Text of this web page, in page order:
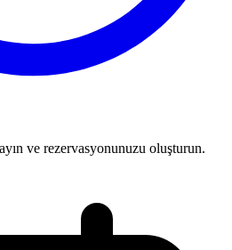
ve rezervasyonunuzu oluşturun.